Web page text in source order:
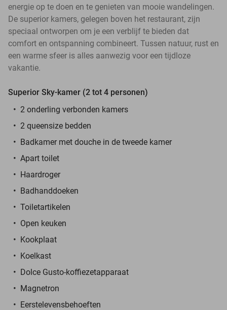
energie op te doen en te genieten van mooie wandelingen.
De superior kamers, gelegen boven het restaurant, zijn
speciaal ontworpen om je een verblijf te bieden dat
comfort en ontspanning combineert. Tussen natuur, rust en
een warme sfeer is alles aanwezig voor een tijdloze
vakantie.
Superior Sky-kamer (2 tot 4 personen)
2 onderling verbonden kamers
2 queensize bedden
Badkamer met douche in de tweede kamer
Apart toilet
Haardroger
Badhanddoeken
Toiletartikelen
Open keuken
Kookplaat
Koelkast
Dolce Gusto-koffiezetapparaat
Magnetron
Eerstelevensbehoeften